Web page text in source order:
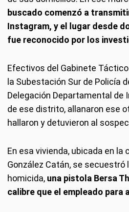
buscado comenzó a
Instagram, y el lugar desde
fue reconocido por los
Efectivos del Gabinete
la Subestación Sur de Policía
Delegación Departamental de
de ese distrito, allanaron ese
hallaron y detuvieron al
En esa vivienda, ubicada en la
González Catán, se secuestró
homicida, una pistola Bersa
calibre que el empleado para